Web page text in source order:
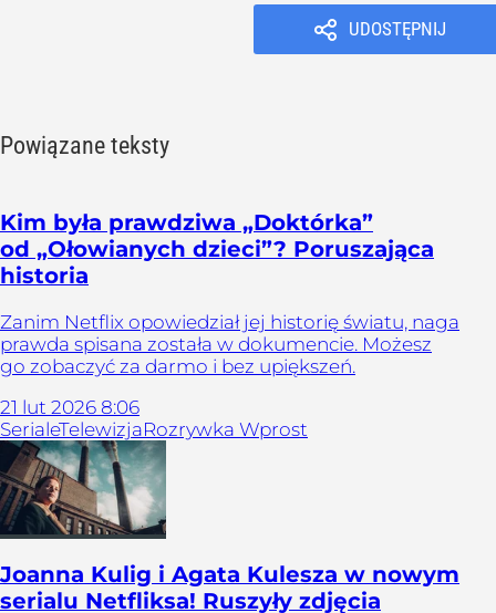
UDOSTĘPNIJ
Powiązane teksty
Kim była prawdziwa „Doktórka”
od „Ołowianych dzieci”? Poruszająca
historia
Zanim Netflix opowiedział jej historię światu, naga
prawda spisana została w dokumencie. Możesz
go zobaczyć za darmo i bez upiększeń.
21 lut 2026 8:06
SerialeTelewizjaRozrywka Wprost
Joanna Kulig i Agata Kulesza w nowym
serialu Netfliksa! Ruszyły zdjęcia